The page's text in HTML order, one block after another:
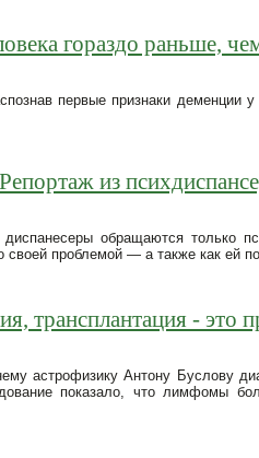
гораздо раньше,
первые признаки деменции
из
диспанесеры обращаются только
своей проблемой — а также как ей
трансплантация - это
астрофизику Антону
показало, что лимфомы